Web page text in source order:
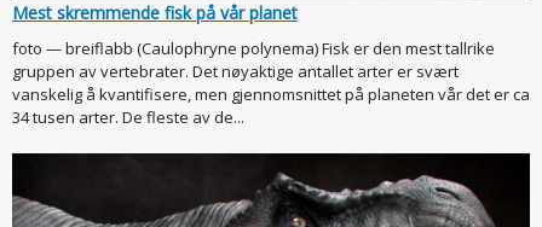
Mest skremmende fisk på vår planet
foto — breiflabb (Caulophryne polynema) Fisk er den mest tallrike
gruppen av vertebrater. Det nøyaktige antallet arter er svært
vanskelig å kvantifisere, men gjennomsnittet på planeten vår det er ca
34 tusen arter. De fleste av de...